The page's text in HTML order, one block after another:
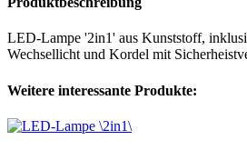
LED-Lampe '2in1' aus Kunststoff,
Wechsellicht und Kordel mit
Weitere interessante Produkte: